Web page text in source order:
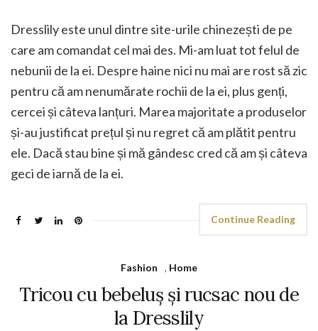
Dresslily este unul dintre site-urile chinezești de pe
care am comandat cel mai des. Mi-am luat tot felul de
nebunii de la ei. Despre haine nici nu mai are rost să zic
pentru că am nenumărate rochii de la ei, plus genți,
cercei și câteva lanțuri. Marea majoritate a produselor
și-au justificat prețul și nu regret că am plătit pentru
ele. Dacă stau bine și mă gândesc cred că am și câteva
geci de iarnă de la ei.
Continue Reading
Fashion , Home
Tricou cu bebeluș și rucsac nou de
la Dresslily